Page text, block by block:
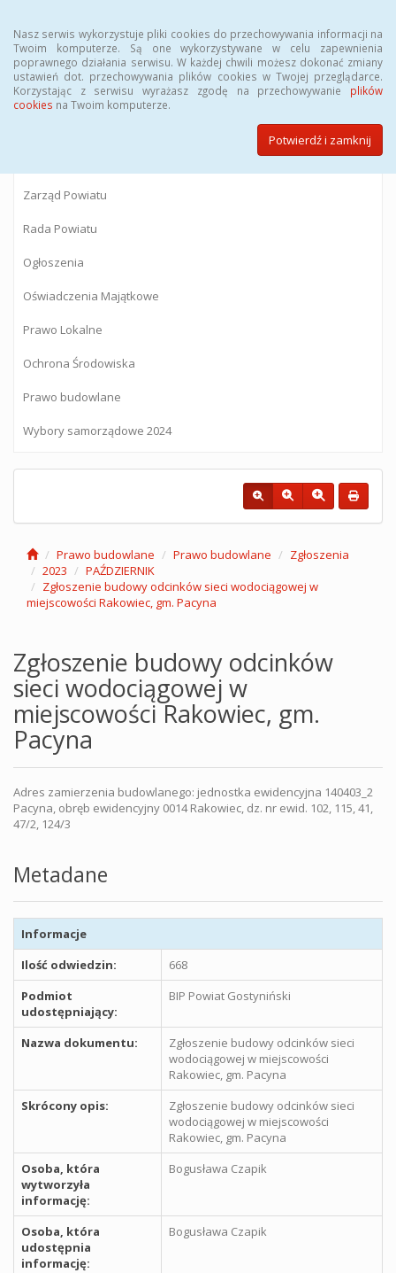
Nasz serwis wykorzystuje pliki cookies do przechowywania informacji na
Twoim komputerze. Są one wykorzystywane w celu zapewnienia
poprawnego działania serwisu. W każdej chwili możesz dokonać zmiany
ustawień dot. przechowywania plików cookies w Twojej przeglądarce.
Korzystając z serwisu wyrażasz zgodę na przechowywanie plików
cookies na Twoim komputerze.
Potwierdź i zamknij
BIULETYN INFORMACJI PUBLICZNEJ
Starostwa Powiatowego w Gostyninie
Zarząd Powiatu
Rada Powiatu
Ogłoszenia
Oświadczenia Majątkowe
Prawo Lokalne
Ochrona Środowiska
Prawo budowlane
Wybory samorządowe 2024
Prawo budowlane Prawo budowlane
Zgłoszenia
2023
PAŹDZIERNIK
Zgłoszenie budowy odcinków sieci wodociągowej w
miejscowości Rakowiec, gm. Pacyna
Zgłoszenie budowy odcinków
sieci wodociągowej w
miejscowości Rakowiec, gm.
Pacyna
Adres zamierzenia budowlanego: jednostka ewidencyjna 140403_2
Pacyna, obręb ewidencyjny 0014 Rakowiec, dz. nr ewid. 102, 115, 41,
47/2, 124/3
Metadane
Informacje
Ilość odwiedzin:
668
Podmiot
udostępniający:
BIP Powiat Gostyniński
Nazwa dokumentu:
Zgłoszenie budowy odcinków sieci
wodociągowej w miejscowości
Rakowiec, gm. Pacyna
Skrócony opis:
Zgłoszenie budowy odcinków sieci
wodociągowej w miejscowości
Rakowiec, gm. Pacyna
Osoba, która
wytworzyła
informację:
Bogusława Czapik
Osoba, która
udostępnia
informację:
Bogusława Czapik